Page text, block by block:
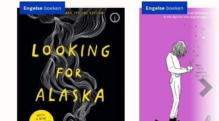
Engelse boeken Engelse boeken